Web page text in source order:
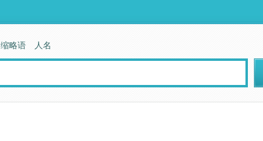
缩略语 人名